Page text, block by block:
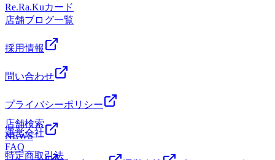
Re.Ra.Kuカード
店舗ブログ一覧
採用情報
問い合わせ
プライバシーポリシー
運営会社
特定商取引法
店舗検索
NEWS
FAQ